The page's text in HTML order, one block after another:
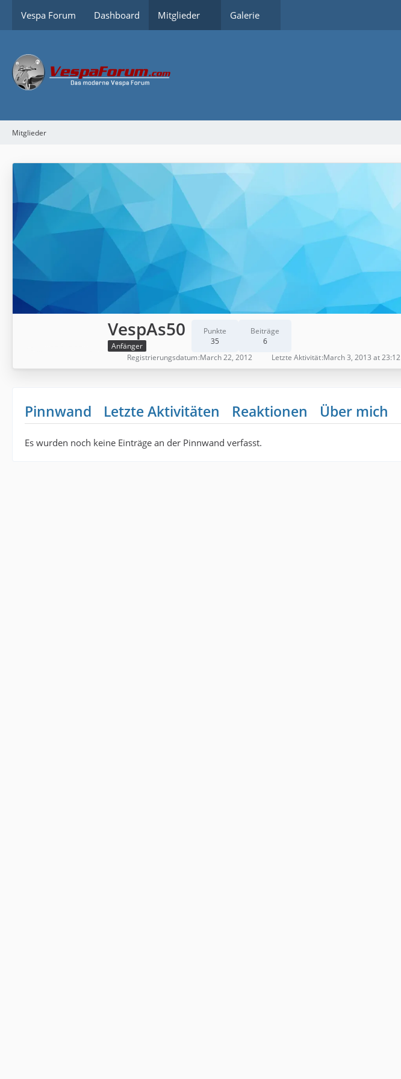
Vespa Forum Dashboard Mitglieder Galerie
Mitglieder
VespAs50
Anfänger
Punkte
35
Beiträge
6
Registrierungsdatum March 22, 2012 Letzte Aktivität March 3, 2013 at 23:12
Pinnwand Letzte Aktivitäten Reaktionen Über mich
Es wurden noch keine Einträge an der Pinnwand verfasst.